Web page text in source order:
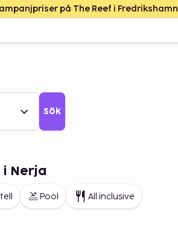
på The Reef i Fredrikshamn
Sök
Nerja
Pool All inclusive